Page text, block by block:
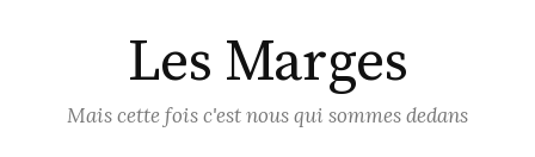
Les Marges
Mais cette fois c'est nous qui sommes dedans